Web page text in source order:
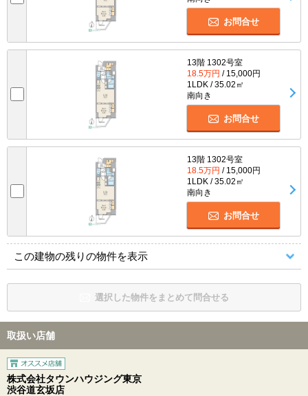
お問合せ
13階 1302号室
18.5万円 / 15,000円
1LDK / 35.02㎡
南向き
お問合せ
13階 1302号室
18.5万円 / 15,000円
1LDK / 35.02㎡
南向き
お問合せ
この建物の残りの物件を表示
選択した物件をまとめて問合せる
取扱い店舗
株式会社タウンハウジング東京
渋谷道玄坂店